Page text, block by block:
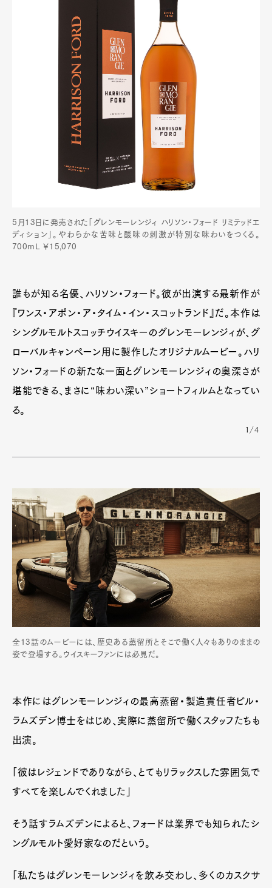
GourmetCars
5月13日に発売された「グレンモーレンジィ ハリソン・フォード リミテッドエ
ディション」。やわらかな苦味と酸味の刺激が特別な味わいをつくる。
700mL ￥15,070
誰もが知る名優、ハリソン・フォード。彼が出演する最新作が
『ワンス・アポン・ア・タイム・イン・スコットランド』だ。本作は
シングルモルトスコッチウイスキーのグレンモーレンジィが、グ
ローバルキャンペーン用に製作したオリジナルムービー。ハリ
ソン・フォードの新たな一面とグレンモーレンジィの奥深さが
堪能できる、まさに“味わい深い”ショートフィルムとなってい
る。
1/4
全13話のムービーには、歴史ある蒸留所とそこで働く人々もありのままの
姿で登場する。ウイスキーファンには必見だ。
本作にはグレンモーレンジィの最高蒸留・製造責任者ビル・
ラムズデン博士をはじめ、実際に蒸留所で働くスタッフたちも
出演。
「彼はレジェンドでありながら、とてもリラックスした雰囲気で
すべてを楽しんでくれました」
そう話すラムズデンによると、フォードは業界でも知られたシ
ングルモルト愛好家なのだという。
「私たちはグレンモーレンジィを飲み交わし、多くのカスクサ